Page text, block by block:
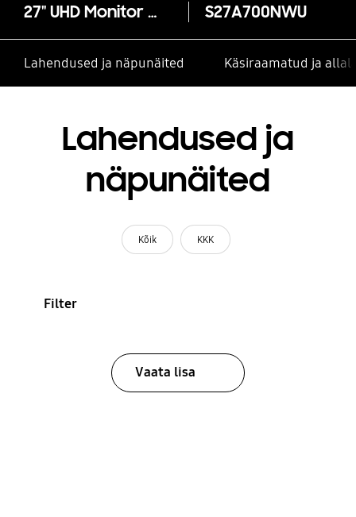
27" UHD Monitor with IPS panel and HDR S27A700NWU
Lahendused ja näpunäited Käsiraamatud ja
Lahendused ja
näpunäited
Kõik KKK
Filter
Vaata lisa